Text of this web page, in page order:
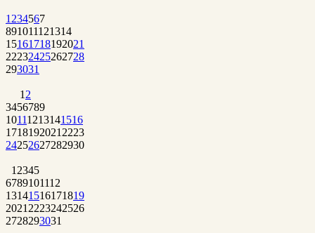
1 234567
891011121314
15161718192021
22232425262728
293031
1 2
3456789
10111213141516
1718192021 2223
24252627282930
1 2345
6789101112
13141516171819
2021 2223242526
2728293031